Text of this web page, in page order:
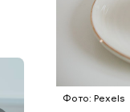
Фото: Pexels